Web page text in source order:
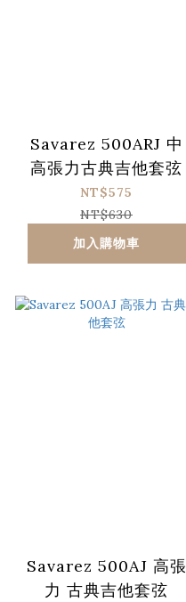
Savarez 500ARJ 中
高張力古典吉他套弦
NT$575
NT$630
加入購物車
Savarez 500AJ 高張
力 古典吉他套弦